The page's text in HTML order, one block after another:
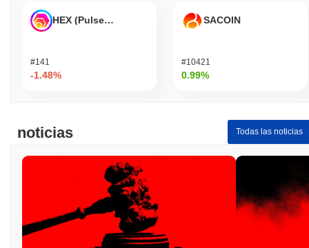
HEX (Pulsechain)
#141
-1.48%
SACOIN
#10421
0.99%
noticias Todas las noticias